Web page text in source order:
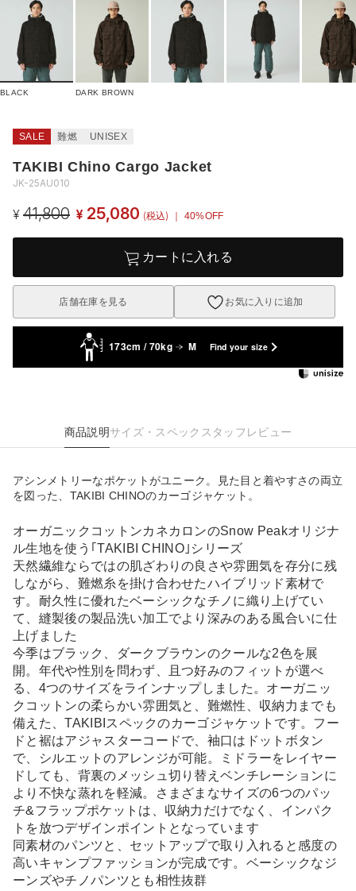
BLACK DARK BROWN
SALE 難燃 UNISEX
TAKIBI Chino Cargo Jacket
JK-25AU010
¥ 41,800 ¥ 25,080 (税込) ｜ 40%OFF
カートに入れる
店舗在庫を見る お気に入りに追加
173cm / 70kg M Find your size
商品説明サイズ・スペック スタッフレビュー
アシンメトリーなポケットがユニーク。見た目と着やすさの両立
を図った、TAKIBI CHINOのカーゴジャケット。
オーガニックコットンカネカロンのSnow Peakオリジナ
ル生地を使う｢TAKIBI CHINO｣シリーズ
天然繊維ならではの肌ざわりの良さや雰囲気を存分に残
しながら、難燃糸を掛け合わせたハイブリッド素材で
す。耐久性に優れたベーシックなチノに織り上げてい
て、縫製後の製品洗い加工でより深みのある風合いに仕
上げました
今季はブラック、ダークブラウンのクールな2色を展
開。年代や性別を問わず、且つ好みのフィットが選べ
る、4つのサイズをラインナップしました。オーガニッ
クコットンの柔らかい雰囲気と、難燃性、収納力までも
備えた、TAKIBIスペックのカーゴジャケットです。フー
ドと裾はアジャスターコードで、袖口はドットボタン
で、シルエットのアレンジが可能。ミドラーをレイヤー
ドしても、背裏のメッシュ切り替えベンチレーションに
より不快な蒸れを軽減。さまざまなサイズの6つのパッ
チ&フラップポケットは、収納力だけでなく、インパク
トを放つデザインポイントとなっています
同素材のパンツと、セットアップで取り入れると感度の
高いキャンプファッションが完成です。ベーシックなジ
ーンズやチノパンツとも相性抜群